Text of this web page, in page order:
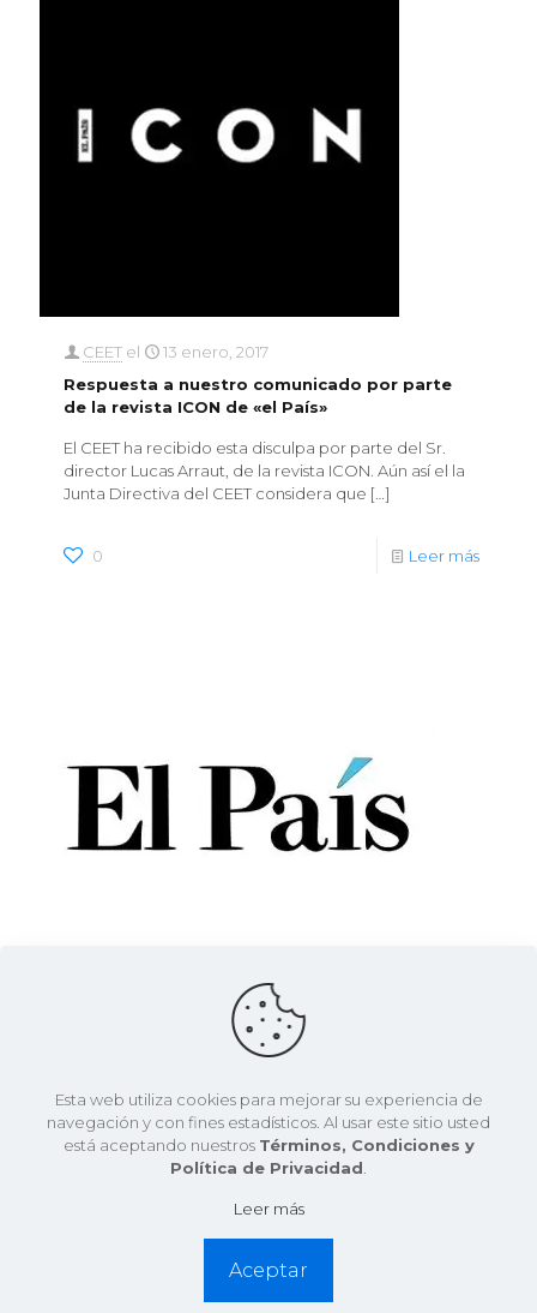
CEET el
13 enero, 2017
Respuesta a nuestro comunicado por parte
de la revista ICON de «el País»
El CEET ha recibido esta disculpa por parte del Sr.
director Lucas Arraut, de la revista ICON. Aún así el la
Junta Directiva del CEET considera que […]
0 Leer más
10 enero, 2017
del Sr. Frédéric Beigbeder
Desde el CEET creemos que las palabras del Sr.
Frédéric Beigbeder son hirientes para la comunidad
estudiantil que estudia o trabaja en algoritmos TIC.
Esta web utiliza cookies para mejorar su experiencia de
navegación y con fines estadísticos. Al usar este sitio usted
está aceptando nuestros Términos, Condiciones y
Política de Privacidad
Leer más
Aceptar